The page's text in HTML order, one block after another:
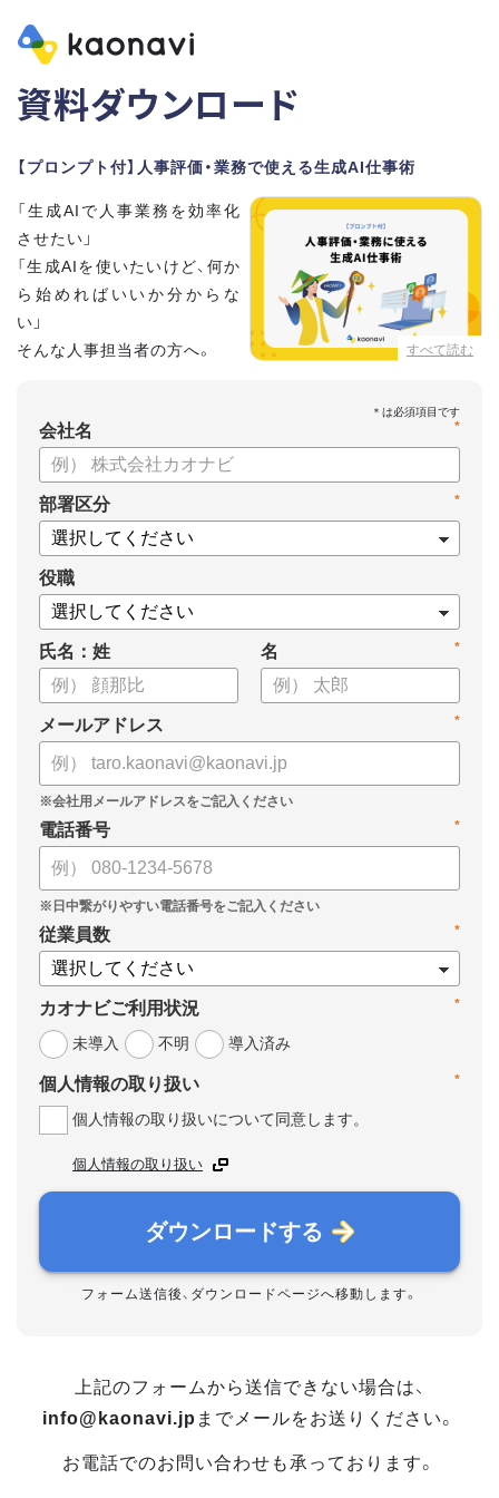
資料ダウンロード
【プロンプト付】人事評価・業務で使える生成AI仕事術
すべて読む
「生成AIで人事業務を効率化
させたい」
「生成AIを使いたいけど、何か
ら始めればいいか分からな
い」
そんな人事担当者の方へ。
本資料では、人事担当者300名の実態調査をもとに現場ですぐ
に役立つ生成AI活用術を紹介しています。
生成AI利用時のポイントや注意事項もまとめているため、これ
から始める方も安心です。評価シートフォーマットの作成や素
案の生成など、コピペで使えるプロンプトも収録！
生成AIを「壁打ち相手」や「作業アシスタント」にして、明日か
らの人事業務を効率化してみませんか？
【資料の内容】
・人事担当者に聞いた「生成AI活用に関する実態調査」
・生成AI利用における注意点やルール
・今日から使えるプロンプト集（人事評価、エンゲージメント業
務）
*
会社名
*
部署区分
役職
氏名：姓 *
名
*
メールアドレス
*
電話番号
*
従業員数
*
カオナビご利用状況
未導入
不明 導入済み
*
個人情報の取り扱い
個人情報の取り扱いについて同意します。
個人情報の取り扱い
ダウンロードする
フォーム送信後、ダウンロードページへ移動します。
上記のフォームから送信できない場合は、
info@kaonavi.jp までメールをお送りください。
お電話でのお問い合わせも承っております。